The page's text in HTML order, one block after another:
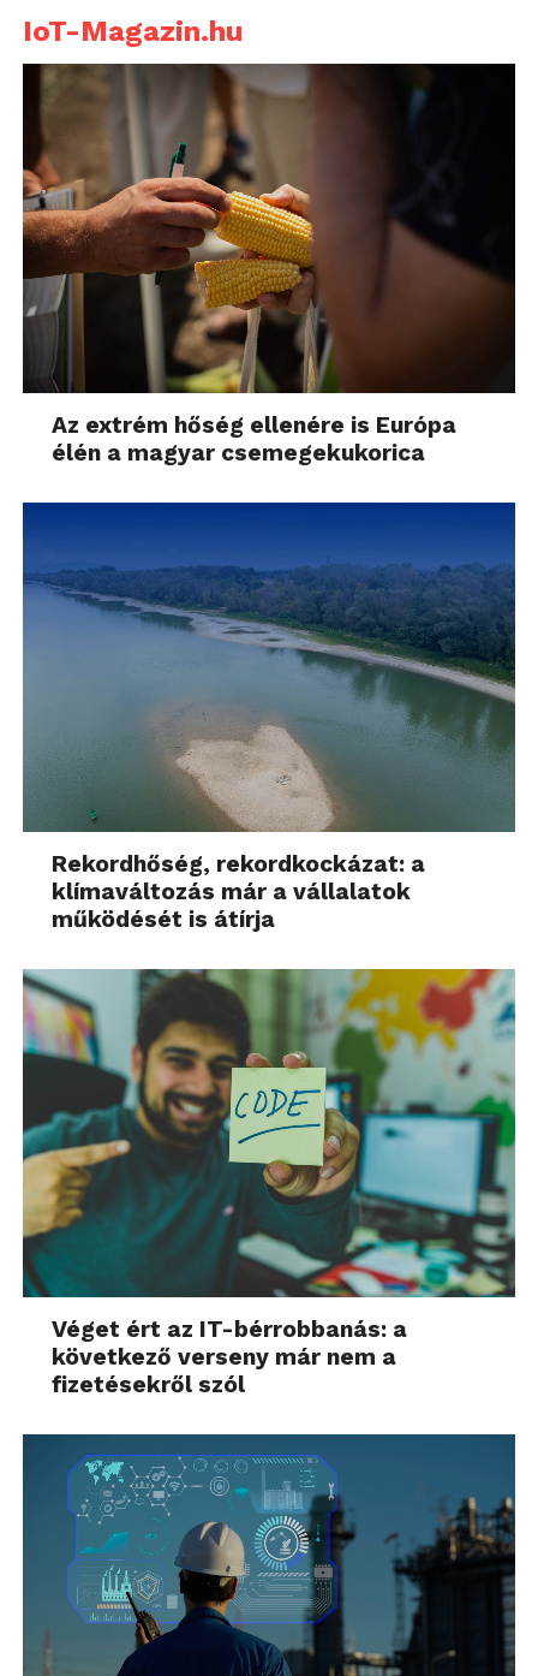
IoT-Magazin.hu
Az extrém hőség ellenére is Európa
élén a magyar csemegekukorica
Rekordhőség, rekordkockázat: a
klímaváltozás már a vállalatok
működését is átírja
Véget ért az IT-bérrobbanás: a
következő verseny már nem a
fizetésekről szól